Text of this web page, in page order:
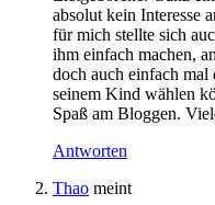
absolut kein Interesse
für mich stellte sich
ihm einfach machen,
doch auch einfach mal
seinem Kind wählen
Spaß am Bloggen.
Antworten
Thao meint